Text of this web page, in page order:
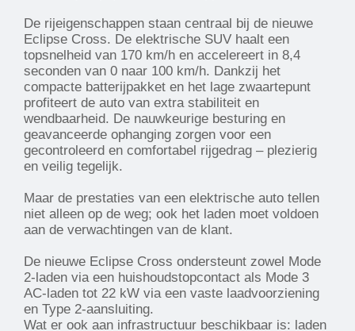
De rijeigenschappen staan centraal bij de nieuwe
Eclipse Cross. De elektrische SUV haalt een
topsnelheid van 170 km/h en accelereert in 8,4
seconden van 0 naar 100 km/h. Dankzij het
compacte batterijpakket en het lage zwaartepunt
profiteert de auto van extra stabiliteit en
wendbaarheid. De nauwkeurige besturing en
geavanceerde ophanging zorgen voor een
gecontroleerd en comfortabel rijgedrag – plezierig
en veilig tegelijk.
Maar de prestaties van een elektrische auto tellen
niet alleen op de weg; ook het laden moet voldoen
aan de verwachtingen van de klant.
De nieuwe Eclipse Cross ondersteunt zowel Mode
2-laden via een huishoudstopcontact als Mode 3
AC-laden tot 22 kW via een vaste laadvoorziening
en Type 2-aansluiting.
Wat er ook aan infrastructuur beschikbaar is: laden